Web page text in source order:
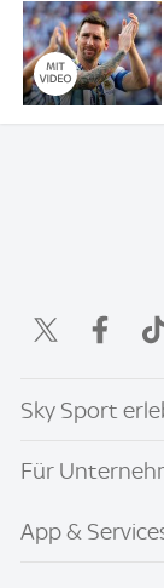
Sky Sport
Für
App &